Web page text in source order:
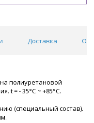
Доставка
полиуретановой
t = - 35°С ~ +85°С.
(специальный состав).